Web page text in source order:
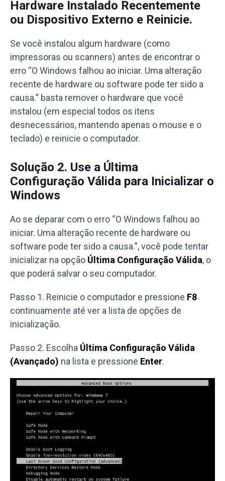
Hardware Instalado Recentemente
ou Dispositivo Externo e Reinicie.
Se você instalou algum hardware (como
impressoras ou scanners) antes de encontrar o
erro “O Windows falhou ao iniciar. Uma alteração
recente de hardware ou software pode ter sido a
causa.” basta remover o hardware que você
instalou (em especial todos os itens
desnecessários, mantendo apenas o mouse e o
teclado) e reinicie o computador.
Solução 2. Use a Última
Configuração Válida para Inicializar o
Windows
Ao se deparar com o erro “O Windows falhou ao
iniciar. Uma alteração recente de hardware ou
software pode ter sido a causa.”, você pode tentar
inicializar na opção Última Configuração Válida, o
que poderá salvar o seu computador.
Passo 1. Reinicie o computador e pressione F8
continuamente até ver a lista de opções de
inicialização.
Passo 2. Escolha Última Configuração Válida
(Avançado) na lista e pressione Enter.